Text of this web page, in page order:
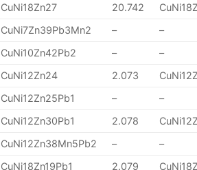
CuNi18Zn27 20.742
CuNi7Zn39Pb3Mn2 –
–
CuNi10Zn42Pb2 –
–
CuNi12Zn24 2.073
CuNi12Zn25Pb1 –
–
CuNi12Zn30Pb1 2.078
CuNi12Zn38Mn5Pb2 –
–
CuNi18Zn19Pb1 2.079